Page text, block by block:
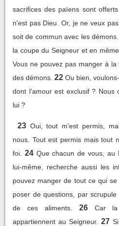
sacrifices des païens sont
n'est pas Dieu. Or, je ne veux
soit de commun avec les démons.
la coupe du Seigneur et en
Vous ne pouvez pas manger à
des démons. 22 Ou bien,
dont l'amour est exclusif ? Nous
lui ?
23 Oui, tout m'est permis,
nous. Tout est permis mais tout
foi.
24 Que chacun de vous, au
lui-même, recherche aussi les
pouvez manger de tout ce qui
poser de questions, par
de ces aliments.
26
Car
appartiennent au Seigneur. 27